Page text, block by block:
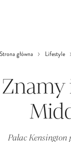
Strona główna Lifestyle
Znamy
Pałac